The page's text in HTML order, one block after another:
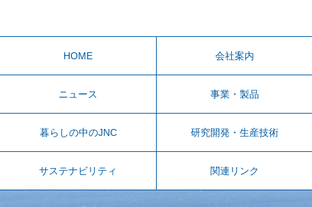
HOME 会社案内
ニュース 事業・製品
暮らしの中のJNC 研究開発・生産技術
サステナビリティ 関連リンク